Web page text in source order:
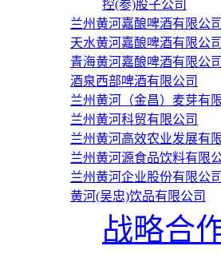
控(参)股子公司
兰州黄河嘉酿啤酒有限公司
天水黄河嘉酿啤酒有限公司
青海黄河嘉酿啤酒有限公司
酒泉西部啤酒有限公司
兰州黄河（金昌）麦芽有
兰州黄河科贸有限公司
兰州黄河高效农业发展有
兰州黄河源食品饮料有限
兰州黄河企业股份有限公
黄河(吴忠)饮品有限公司
战略合